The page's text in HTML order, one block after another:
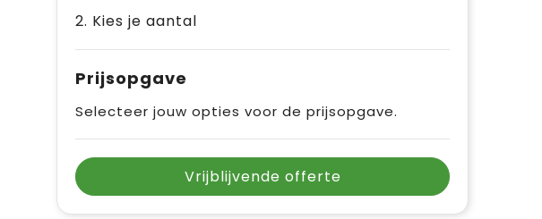
2. Kies je aantal
Prijsopgave
Selecteer jouw opties voor de prijsopgave.
Vrijblijvende offerte